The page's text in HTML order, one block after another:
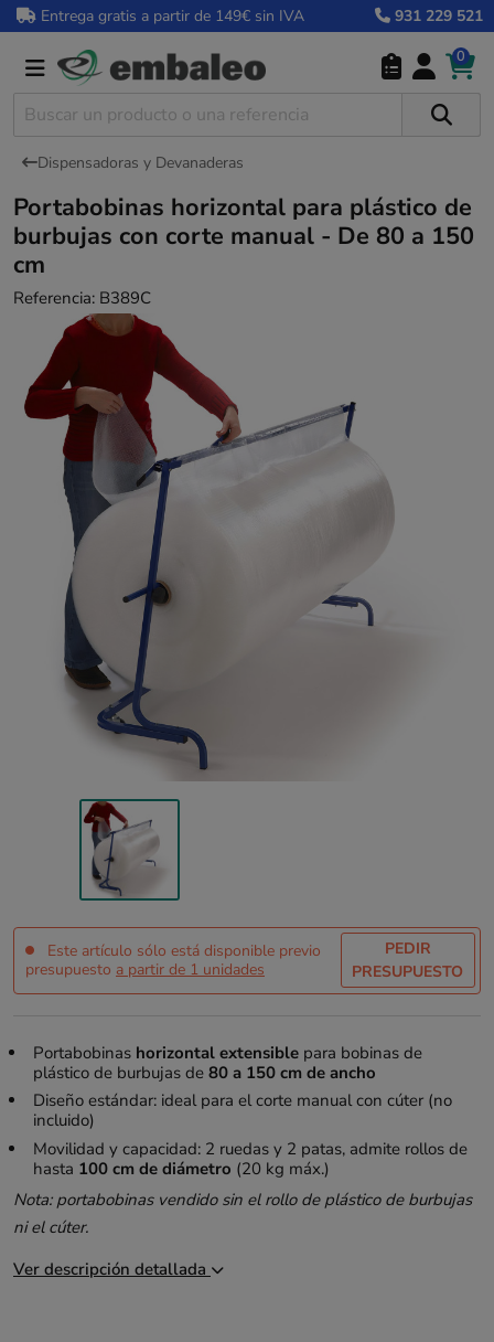
Entrega gratis a partir de 149€ sin IVA 931 229 521
0
Dispensadoras y Devanaderas
Portabobinas horizontal para plástico de
burbujas con corte manual - De 80 a 150
cm
Referencia: B389C
Este artículo sólo está disponible previo
presupuesto a partir de 1 unidades
PEDIR
PRESUPUESTO
Portabobinas horizontal extensiblepara bobinas de
plástico de burbujas de 80 a 150 cm de ancho
Diseño estándar: ideal para el corte manual con cúter (no
incluido)
Movilidad y capacidad: 2 ruedas y 2 patas, admite rollos de
hasta 100 cm de diámetro (20 kg máx.)
Nota: portabobinas vendido sin el rollo de plástico de burbujas
ni el cúter.
Ver descripción detallada